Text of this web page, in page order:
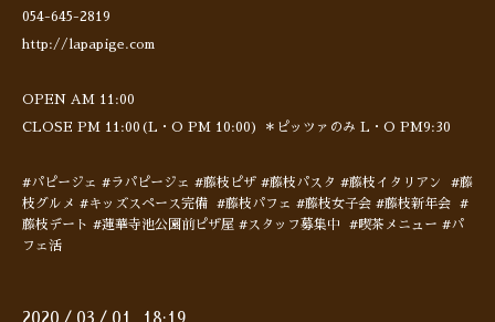
054-645-2819
http://lapapige.com
OPEN AM 11:00
CLOSE PM 11:00(L・O PM 10:00) ＊ピッツァのみ L・O PM9:30
#パピージェ #ラパピージェ #藤枝ピザ #藤枝パスタ #藤枝イタリアン #藤
枝グルメ #キッズスペース完備 #藤枝パフェ #藤枝女子会 #藤枝新年会 #
藤枝デート #蓮華寺池公園前ピザ屋 #スタッフ募集中 #喫茶メニュー #パ
フェ活
2020 / 03 / 01 18:19